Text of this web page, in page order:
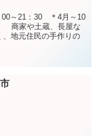
00～21：30 ＊4月～10
商家や土蔵、長屋な
、地元住民の手作りの